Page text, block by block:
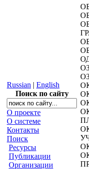
Russian | English
Поиск по сайту
О проекте
О системе
Контакты
Поиск
Ресурсы
Публикации
Организации